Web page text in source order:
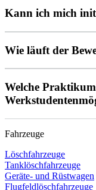
Kann ich mich
Wie läuft der
Welche
Fahrzeuge
Löschfahrzeuge
Tanklöschfahrzeuge
Geräte- und Rüstwagen
Flugfeldlöschfahrzeuge